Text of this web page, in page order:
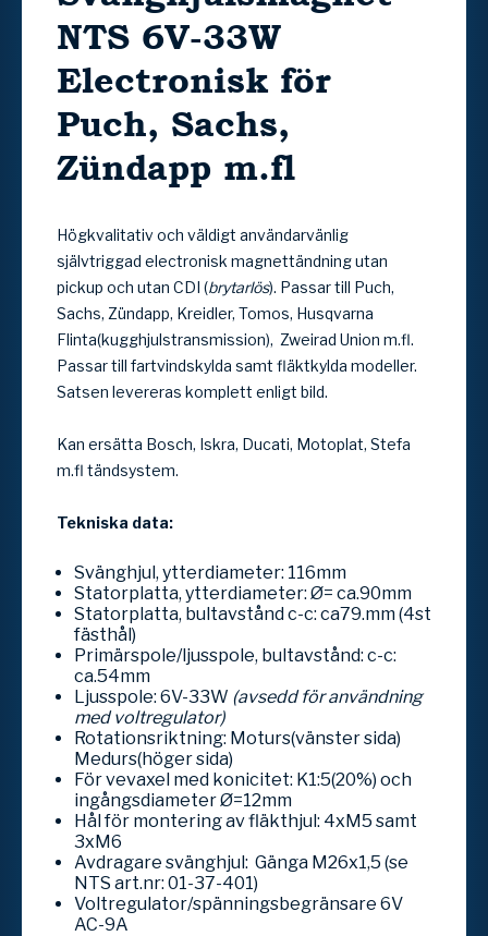
NTS 6V-33W
Electronisk för
Puch, Sachs,
Zündapp m.fl
Högkvalitativ och väldigt användarvänlig
självtriggad electronisk magnettändning utan
pickup och utan CDI (brytarlös). Passar till Puch,
Sachs, Zündapp, Kreidler, Tomos, Husqvarna
Flinta(kugghjulstransmission), Zweirad Union m.fl.
Passar till fartvindskylda samt fläktkylda modeller.
Satsen levereras komplett enligt bild.
Kan ersätta Bosch, Iskra, Ducati, Motoplat, Stefa
m.fl tändsystem.
Tekniska data:
Svänghjul, ytterdiameter: 116mm
Statorplatta, ytterdiameter: Ø= ca.90mm
Statorplatta, bultavstånd c-c: ca79.mm (4st
fästhål)
Primärspole/ljusspole, bultavstånd: c-c:
ca.54mm
Ljusspole: 6V-33W (avsedd för användning
med voltregulator)
Rotationsriktning: Moturs(vänster sida)
Medurs(höger sida)
För vevaxel med konicitet: K1:5(20%) och
ingångsdiameter Ø=12mm
Hål för montering av fläkthjul: 4xM5 samt
3xM6
Avdragare svänghjul: Gänga M26x1,5 (se
NTS art.nr: 01-37-401)
Voltregulator/spänningsbegränsare 6V
AC-9A